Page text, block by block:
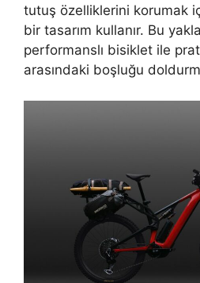
tutuş özelliklerini korumak
bir tasarım kullanır. Bu
performanslı bisiklet ile
arasındaki boşluğu